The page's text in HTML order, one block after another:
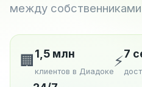
между
🏢 1,5 млн
клиентов в Диадоке
⚡7